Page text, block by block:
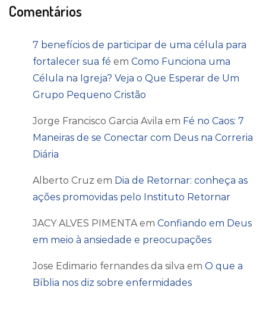
Comentários
7 benefícios de participar de uma célula para
fortalecer sua fé em Como Funciona uma
Célula na Igreja? Veja o Que Esperar de Um
Grupo Pequeno Cristão
Jorge Francisco Garcia Avila em Fé no Caos: 7
Maneiras de se Conectar com Deus na Correria
Diária
Alberto Cruz em Dia de Retornar: conheça as
ações promovidas pelo Instituto Retornar
JACY ALVES PIMENTAem Confiando em Deus
em meio à ansiedade e preocupações
Jose Edimario fernandes da silva em O que a
Bíblia nos diz sobre enfermidades